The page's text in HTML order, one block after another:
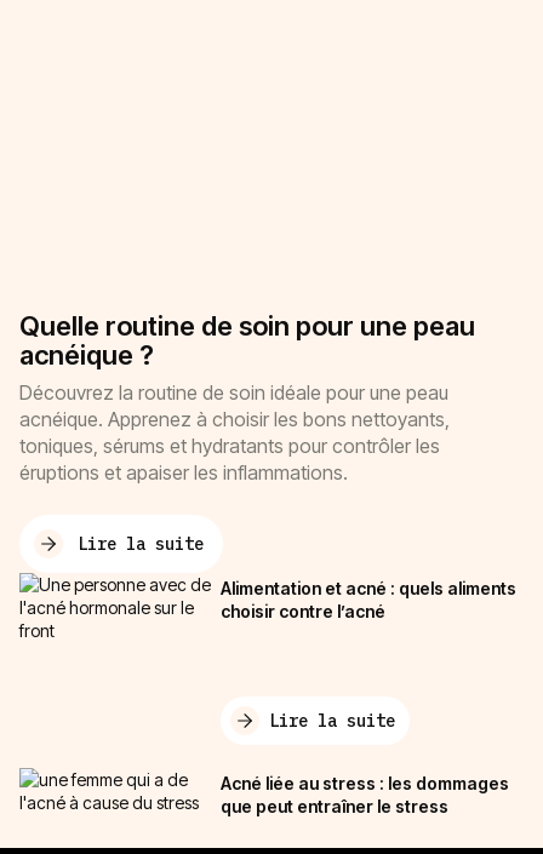
Quelle routine de soin pour une peau
acnéique ?
Découvrez la routine de soin idéale pour une peau
acnéique. Apprenez à choisir les bons nettoyants,
toniques, sérums et hydratants pour contrôler les
éruptions et apaiser les inflammations.
Lire la suite
Alimentation et acné : quels aliments
choisir contre l’acné
Lire la suite
Acné liée au stress : les dommages
que peut entraîner le stress